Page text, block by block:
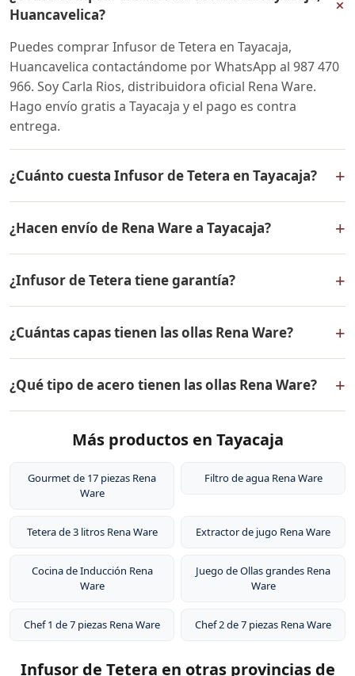
Huancavelica?
Puedes comprar Infusor de Tetera en Tayacaja,
Huancavelica contactándome por WhatsApp al 987 470
966. Soy Carla Rios, distribuidora oficial Rena Ware.
Hago envío gratis a Tayacaja y el pago es contra
entrega.
¿Cuánto cuesta Infusor de Tetera en Tayacaja? +
Perú. Contáctame por WhatsApp para conocer el precio
actual, promociones disponibles y facilidades de pago
en cuotas desde el 10% de inicial.
¿Hacen envío de Rena Ware a Tayacaja? +
Tayacaja, Huancavelica y a todo el Perú. El pago es
contra entrega.
¿Infusor de Tetera tiene garantía? +
defectos de fabricación. Todos los productos Rena
Ware están fabricados en acero inoxidable quirúrgico
18/10 de la más alta calidad.
¿Cuántas capas tienen las ollas Rena Ware? +
dos capas externas de acero inoxidable quirúrgico
18/10, dos capas de aleación de aluminio para
aluminio puro. Este diseño permite cocinar a baja
alimentos.
¿Qué tipo de acero tienen las ollas Rena Ware? +
inoxidable quirúrgico 18/10 (18% cromo, 10% níquel).
sustancias tóxicas, no altera el sabor de los alimentos y
es extremadamente duradero. Por eso tienen garantía
Más productos en Tayacaja
Gourmet de 17 piezas Rena
Ware
Filtro de agua Rena Ware
Tetera de 3 litros Rena Ware Extractor de jugo Rena Ware
Cocina de Inducción Rena
Ware
Juego de Ollas grandes Rena
Ware
Chef 1 de 7 piezas Rena Ware Chef 2 de 7 piezas Rena Ware
Infusor de Tetera en otras provincias de